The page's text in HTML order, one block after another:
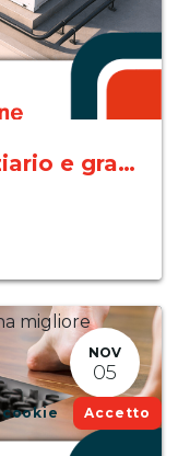
Sistemi HVAC per il terziario e grandi impianti
NOV
05
migliore
Accetto